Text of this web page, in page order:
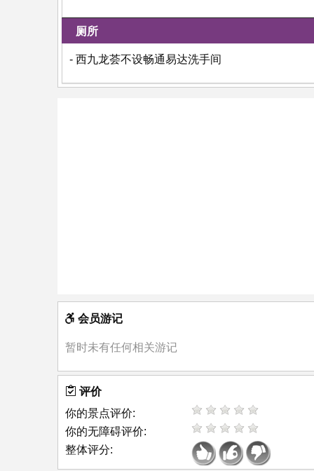
厕所
- 西九龙荟不设畅通易达洗手间
会员游记
暂时未有任何相关游记
评价
你的景点评价:
你的无障碍评价:
整体评分: